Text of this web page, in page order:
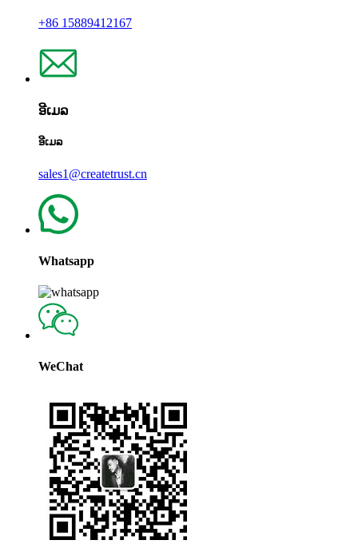
+86 15889412167
ອີເມລ
ອີເມລ
sales1@createtrust.cn
Whatsapp
WeChat